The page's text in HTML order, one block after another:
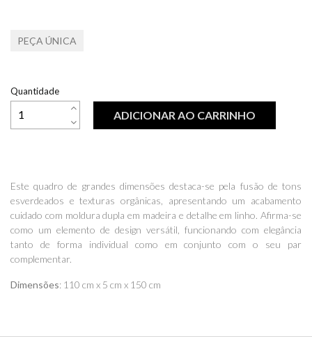
PEÇA ÚNICA
Quantidade
ADICIONAR AO CARRINHO
Este quadro de grandes dimensões destaca-se pela fusão de tons
esverdeados e texturas orgânicas, apresentando um acabamento
cuidado com moldura dupla em madeira e detalhe em linho. Afirma-se
como um elemento de design versátil, funcionando com elegância
tanto de forma individual como em conjunto com o seu par
complementar.
Dimensões: 110 cm x 5 cm x 150 cm